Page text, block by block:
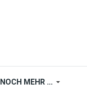
NOCH MEHR ...